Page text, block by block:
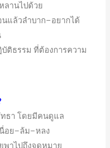
านไปด้วย
แล้วลำบาก–อยากได้
ติธรรม ที่ต้องการความ
ทธา โดยมีคนดูแล
อย–ล้ม–หลง
พาไปถึงจุดหมาย